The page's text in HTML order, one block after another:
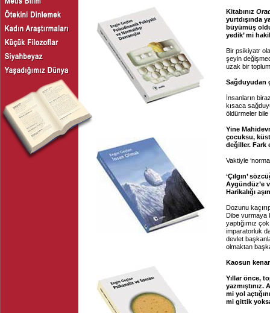
Kitabınız
yurtdışında
büyümüş
yedik’ mi
Bir psikiyatr
şeyin
uzak bir
Sağduyudan
İnsanların
kısaca
öldürmeler
Yine
çocuksu,
değiller. Fark
Vaktiyle
‘Çılgın’
Aygündüz’e
Harikalığı
Dozunu
Dibe vurmaya
yaptığımız
imparatorluk
devlet
olmaktan
Kaosun
Yıllar önce,
yazmıştınız.
mi yol
mi gittik